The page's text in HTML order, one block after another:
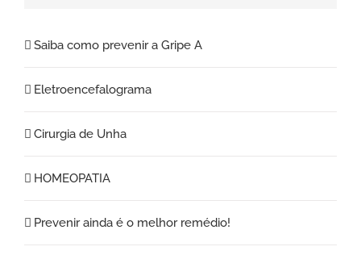
Saiba como prevenir a Gripe A
Eletroencefalograma
Cirurgia de Unha
HOMEOPATIA
Prevenir ainda é o melhor remédio!